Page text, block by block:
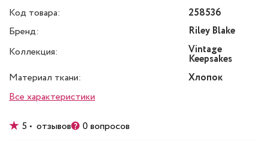
Код товара:
258536
Бренд:
Riley Blake
Коллекция:
Vintage
Keepsakes
Материал ткани:
Хлопок
Все характеристики
5 • отзывов 0 вопросов